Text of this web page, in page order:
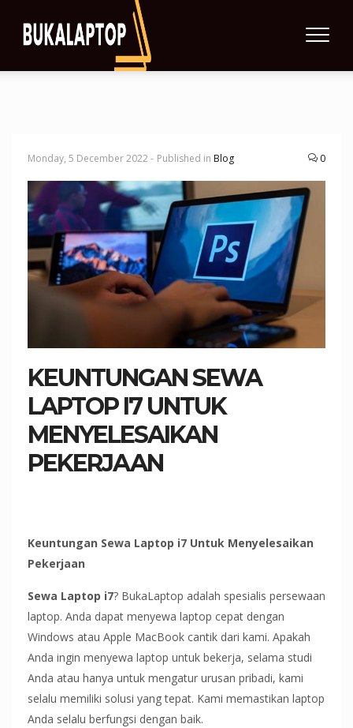
Monday, 5 December 2022 - Published in Blog 0
KEUNTUNGAN SEWA
LAPTOP I7 UNTUK
MENYELESAIKAN
PEKERJAAN
Keuntungan Sewa Laptop i7 Untuk Menyelesaikan
Pekerjaan
Sewa Laptop i7? BukaLaptop adalah spesialis persewaan
laptop. Anda dapat menyewa laptop cepat dengan
Windows atau Apple MacBook cantik dari kami. Apakah
Anda ingin menyewa laptop untuk bekerja, selama studi
Anda atau hanya untuk mengatur urusan pribadi, kami
selalu memiliki solusi yang tepat. Kami memastikan laptop
Anda selalu berfungsi dengan baik.